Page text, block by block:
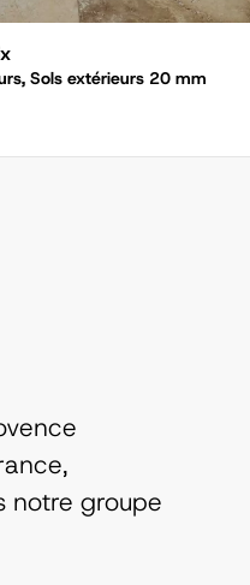
Sols extérieurs 20 mm
notre groupe